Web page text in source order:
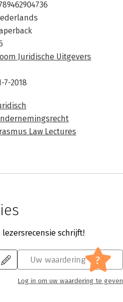
Juridische Uitgevers
7-2018
Law Lectures
lezersrecensie schrijft!
Uw waardering ?
Log in om uw waardering te geven